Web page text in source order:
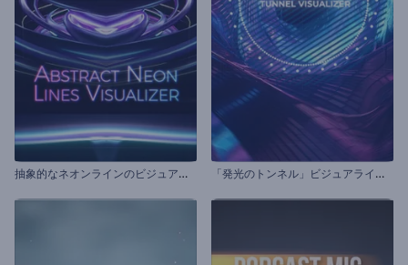
抽
象的なネオンラインのビジュアライザー 「
発光のトンネル」ビジュアライザー